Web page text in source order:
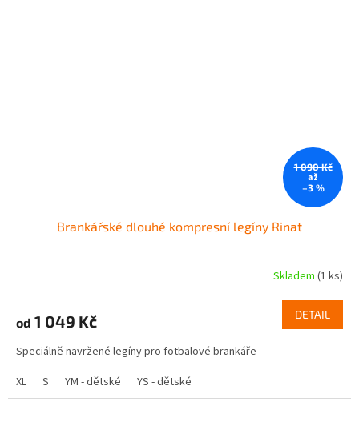
1 090 Kč
až
–3 %
Brankářské dlouhé kompresní legíny Rinat
je
z
hvězdiček.
Skladem(1 ks)
od 1 049 Kč DETAIL
Speciálně navržené legíny pro fotbalové brankáře
XL
S YM - dětské YS - dětské